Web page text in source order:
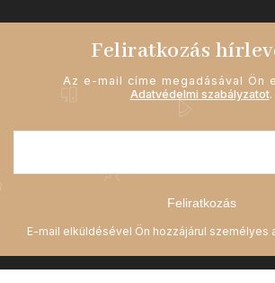
Feliratkozás
Az e-mail címe megadásával Ön
Adatvédelmi szabályzatot.
Feliratkozás